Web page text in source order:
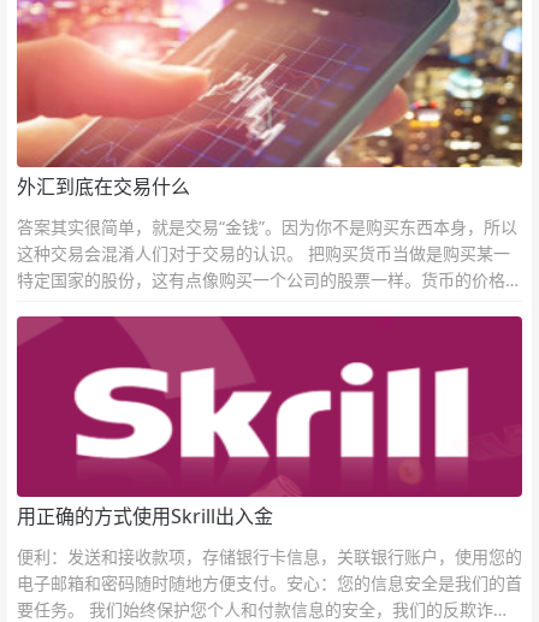
外汇到底在交易什么
答案其实很简单，就是交易“金钱”。因为你不是购买东西本身，所以
这种交易会混淆人们对于交易的认识。 把购买货币当做是购买某一
特定国家的股份，这有点像购买一个公司的股票一样。货币的价格直
用正确的方式使用Skrill出入金
便利：发送和接收款项，存储银行卡信息，关联银行账户，使用您的
电子邮箱和密码随时随地方便支付。安心：您的信息安全是我们的首
要任务。 我们始终保护您个人和付款信息的安全，我们的反欺诈团